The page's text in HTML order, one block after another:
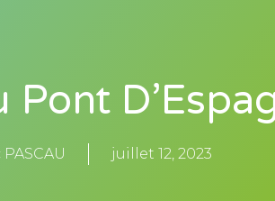
Pont
juillet 12, 2023